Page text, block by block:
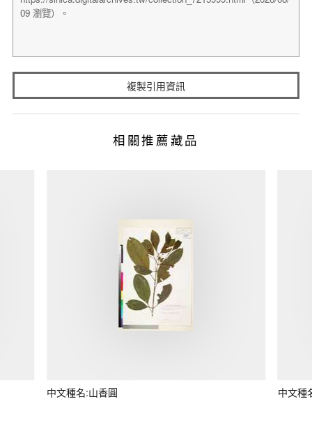
複製引用資訊
相關推薦藏品
中文種名:山香圓 中文種